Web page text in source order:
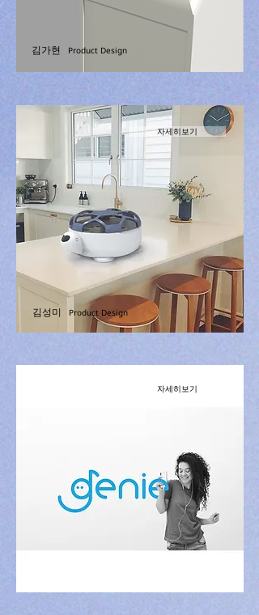
김가현 Product Design
김성미 Product Design
자세히보기
자세히보기